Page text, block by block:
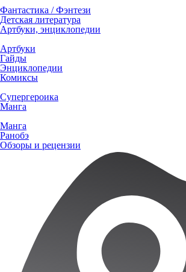
Фантастика / Фэнтези
Детская литература
Артбуки, энциклопедии
Артбуки
Гайды
Энциклопедии
Комиксы
Супергероика
Манга
Манга
Ранобэ
Обзоры и рецензии